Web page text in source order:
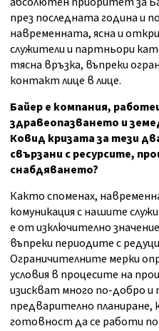
през последната година и
навременната, ясна и
служители и партньори
тясна връзка, въпреки
контакт лице в лице.
Байер е компания,
здравеопазването и
Ковид кризата за тези
свързани с ресурсите,
снабдяването?
Както споменах,
комуникация с нашите
е от изключително
въпреки периодите с
Ограничителните мерки
условия в процесите на
изискват много по-добро
предварително планиране,
готовност да се работи